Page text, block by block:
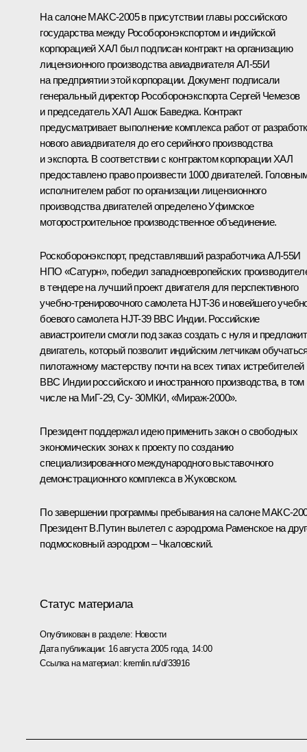
На салоне МАКС-2005 в присутствии главы российского
государства между Рособоронэкспортом и индийской
корпорацией ХАЛ был подписан контракт на организацию
лицензионного производства авиадвигателя АЛ-55И
на предприятии этой корпорации. Документ подписали
генеральный директор Рособоронэкспорта Сергей Чемезов
и председатель ХАЛ Ашок Баведжа. Контракт
предусматривает выполнение комплекса работ от
нового авиадвигателя до его серийного производства
и экспорта. В соответствии с контрактом корпорации ХАЛ
предоставлено право произвести 1000 двигателей.
исполнителем работ по организации лицензионного
производства двигателей определено Уфимское
моторостроительное производственное объединение.
Роскоборонэкспорт, представлявший разработчика АЛ-55И
НПО «Сатурн», победил западноевропейских
в тендере на лучший проект двигателя для перспективного
учебно-тренировочного самолета HJT-36 и новейшего
боевого самолета HJT-39 ВВС Индии. Российские
авиастроители смогли под заказ создать с нуля и
двигатель, который позволит индийским летчикам
пилотажному мастерству почти на всех типах истребителей
ВВС Индии российского и иностранного производства, в том
числе на МиГ-29, Су- 30МКИ, «Мираж-2000».
Президент поддержал идею применить закон о свободных
экономических зонах к проекту по созданию
специализированного международного выставочного
демонстрационного комплекса в Жуковском.
По завершении программы пребывания на салоне МАКС-
Президент В.Путин вылетел с аэродрома Раменское на
подмосковный аэродром – Чкаловский.
Статус материала
Опубликован в разделе: Новости
Дата публикации: 16 августа 2005 года, 14:00
Ссылка на материал:kremlin.ru/d/33916